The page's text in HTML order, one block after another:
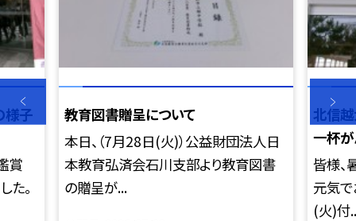
様子
賞
た。
教育図書贈呈について
本日、（7月28日(火)）公益財団法人日
本教育弘済会石川支部より教育図書
の贈呈が...
北信越
一杯が
皆様、
元気で
(火)付